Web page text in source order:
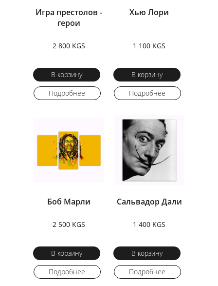
Игра престолов -
герои
2 800 KGS
В корзину
Подробнее
Хью Лори
1 100 KGS
В корзину
Подробнее
Боб Марли
2 500 KGS
В корзину
Подробнее
Сальвадор Дали
1 400 KGS
В корзину
Подробнее